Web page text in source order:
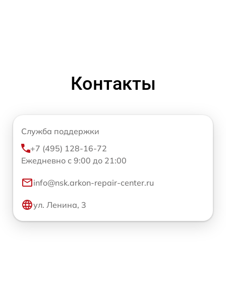
Контакты
Служба поддержки
+7 (495) 128-16-72
Ежедневно с 9:00 до 21:00
info@nsk.arkon-repair-center.ru
ул. Ленина, 3